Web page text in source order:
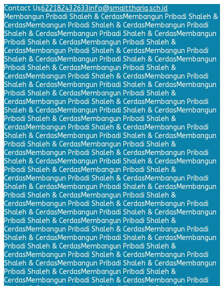
Contact Us622182432633info@smaitthariq.sch.id
Membangun Pribadi Shaleh & CerdasMembangun Pribadi Shaleh &
CerdasMembangun Pribadi Shaleh & CerdasMembangun Pribadi
Shaleh & CerdasMembangun Pribadi Shaleh & CerdasMembangun
Pribadi Shaleh & CerdasMembangun Pribadi Shaleh &
CerdasMembangun Pribadi Shaleh & CerdasMembangun Pribadi
Shaleh & CerdasMembangun Pribadi Shaleh & CerdasMembangun
Pribadi Shaleh & CerdasMembangun Pribadi Shaleh &
CerdasMembangun Pribadi Shaleh & CerdasMembangun Pribadi
Shaleh & CerdasMembangun Pribadi Shaleh & CerdasMembangun
Pribadi Shaleh & CerdasMembangun Pribadi Shaleh &
CerdasMembangun Pribadi Shaleh & CerdasMembangun Pribadi
Shaleh & CerdasMembangun Pribadi Shaleh & CerdasMembangun
Pribadi Shaleh & CerdasMembangun Pribadi Shaleh &
CerdasMembangun Pribadi Shaleh & CerdasMembangun Pribadi
Shaleh & CerdasMembangun Pribadi Shaleh & CerdasMembangun
Pribadi Shaleh & CerdasMembangun Pribadi Shaleh &
CerdasMembangun Pribadi Shaleh & CerdasMembangun Pribadi
Shaleh & CerdasMembangun Pribadi Shaleh & CerdasMembangun
Pribadi Shaleh & CerdasMembangun Pribadi Shaleh &
CerdasMembangun Pribadi Shaleh & CerdasMembangun Pribadi
Shaleh & CerdasMembangun Pribadi Shaleh & CerdasMembangun
Pribadi Shaleh & CerdasMembangun Pribadi Shaleh &
CerdasMembangun Pribadi Shaleh & CerdasMembangun Pribadi
Shaleh & CerdasMembangun Pribadi Shaleh & CerdasMembangun
Pribadi Shaleh & CerdasMembangun Pribadi Shaleh &
CerdasMembangun Pribadi Shaleh & CerdasMembangun Pribadi
Shaleh & CerdasMembangun Pribadi Shaleh & CerdasMembangun
Pribadi Shaleh & CerdasMembangun Pribadi Shaleh &
CerdasMembangun Pribadi Shaleh & CerdasMembangun Pribadi
Shaleh & CerdasMembangun Pribadi Shaleh & CerdasMembangun
Pribadi Shaleh & CerdasMembangun Pribadi Shaleh &
CerdasMembangun Pribadi Shaleh & CerdasMembangun Pribadi